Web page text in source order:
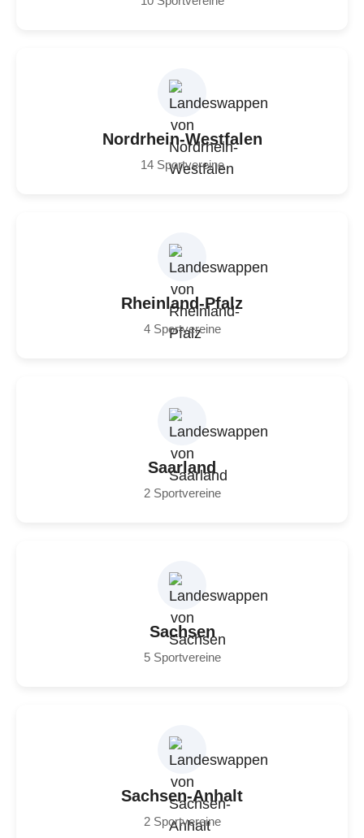
Nordrhein-Westfalen
14 Sportvereine
Rheinland-Pfalz
4 Sportvereine
Saarland
2 Sportvereine
Sachsen
5 Sportvereine
Sachsen-Anhalt
2 Sportvereine